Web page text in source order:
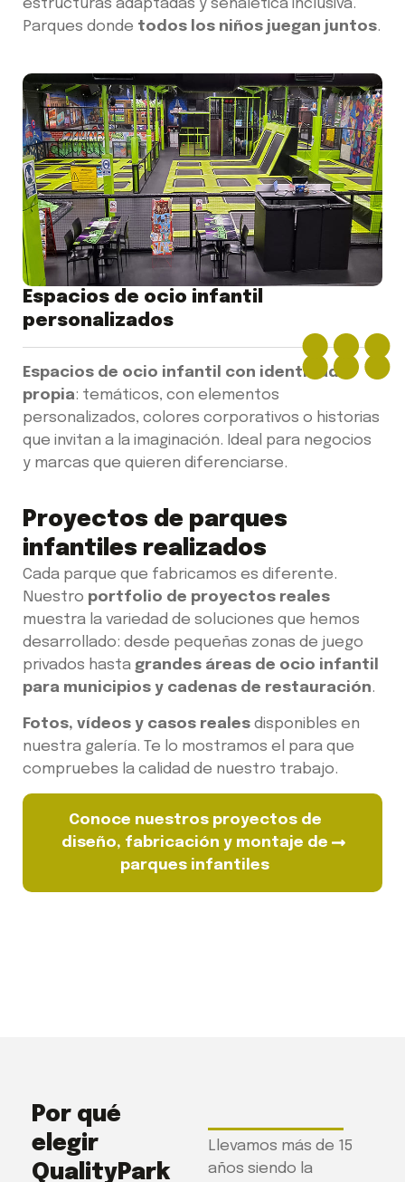
estructuras adaptadas y señalética inclusiva.
Parques donde todos los niños juegan juntos.
Espacios de ocio infantil
personalizados
Espacios de ocio infantil con identidad
propia: temáticos, con elementos
personalizados, colores corporativos o historias
que invitan a la imaginación. Ideal para negocios
y marcas que quieren diferenciarse.
Proyectos de parques
infantiles realizados
Cada parque que fabricamos es diferente.
Nuestro portfolio de proyectos reales
muestra la variedad de soluciones que hemos
desarrollado: desde pequeñas zonas de juego
privados hasta grandes áreas de ocio infantil
para municipios y cadenas de restauración.
Fotos, vídeos y casos reales disponibles en
nuestra galería. Te lo mostramos el para que
compruebes la calidad de nuestro trabajo.
Conoce nuestros proyectos de
diseño, fabricación y montaje de
parques infantiles
Por qué
elegir
QualityPark
Llevamos más de 15
años siendo la